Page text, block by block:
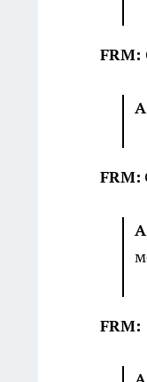
FRM:
FRM:
FRM: